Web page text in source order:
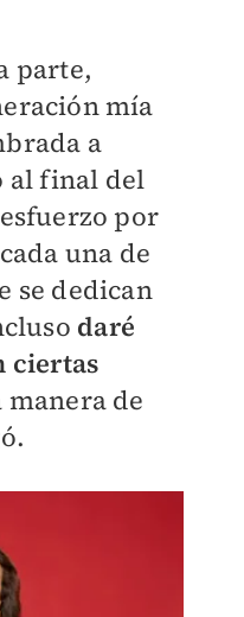
parte,
mía
a
al final del
por
una de
se dedican
daré
ciertas
manera de